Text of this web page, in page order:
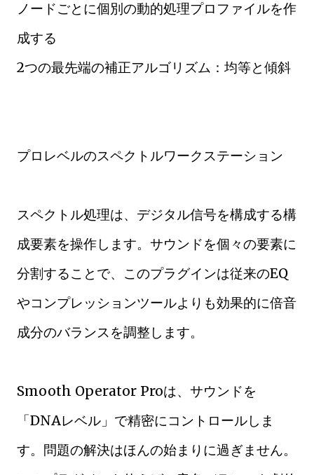
ノードごとに個別の動的処理プロファイルを作
成する
2つの最先端の補正アルゴリズム：均等と傾斜
プロレベルのスペクトルワークステーション
スペクトル処理は、デジタル信号を構成する構
成要素を操作します。サウンドを個々の要素に
分割することで、このプラグインは従来のEQ
やコンプレッションツールよりも効果的に倍音
成分のバランスを調整します。
Smooth Operator Proは、サウンドを
「DNAレベル」で精密にコントロールしま
す。問題の解決はほんの始まりに過ぎません。